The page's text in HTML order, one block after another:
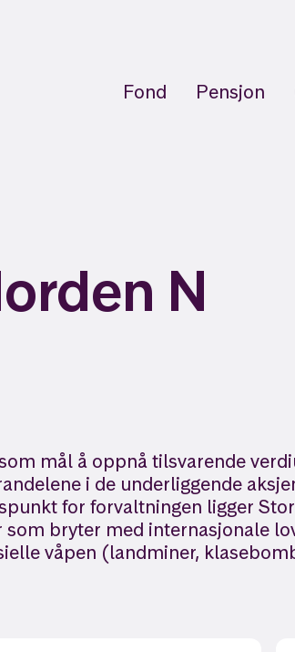
Fond Pensjon
N
mål å oppnå tilsvarende
i de underliggende
for forvaltningen ligger
bryter med internasjonale
våpen (landminer,